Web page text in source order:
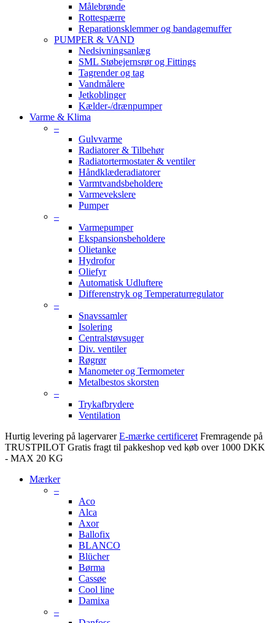
Målebrønde
Rottespærre
Reparationsklemmer og bandagemuffer
PUMPER & VAND
Nedsivningsanlæg
SML Støbejernsrør og Fittings
Tagrender og tag
Vandmålere
Jetkoblinger
Kælder-/drænpumper
Varme & Klima
–
Gulvvarme
Radiatorer & Tilbehør
Radiatortermostater & ventiler
Håndklæderadiatorer
Varmtvandsbeholdere
Varmevekslere
Pumper
–
Varmepumper
Ekspansionsbeholdere
Olietanke
Hydrofor
Oliefyr
Automatisk Udluftere
Differenstryk og Temperaturregulator
–
Snavssamler
Isolering
Centralstøvsuger
Div. ventiler
Røgrør
Manometer og Termometer
Metalbestos skorsten
–
Trykafbrydere
Ventilation
Hurtig levering på lagervarer E-mærke certificeret Fremragende på
TRUSTPILOT Gratis fragt til pakkeshop ved køb over 1000 DKK
- MAX 20 KG
Mærker
–
Aco
Alca
Axor
Ballofix
BLANCO
Blücher
Børma
Cassøe
Cool line
Damixa
–